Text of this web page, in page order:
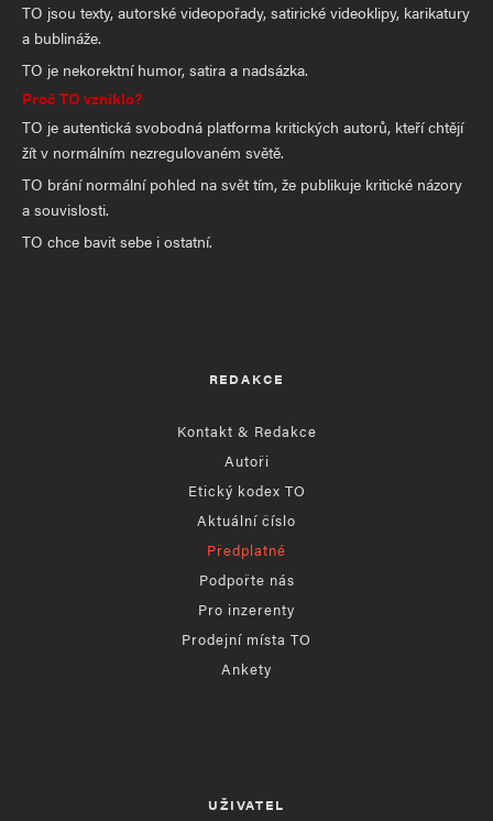
TO jsou texty, autorské videopořady, satirické videoklipy, karikatury
a bublináže.
TO je nekorektní humor, satira a nadsázka.
Proč TO vzniklo?
TO je autentická svobodná platforma kritických autorů, kteří chtějí
žít v normálním nezregulovaném světě.
TO brání normální pohled na svět tím, že publikuje kritické názory
a souvislosti.
TO chce bavit sebe i ostatní.
REDAKCE
Kontakt & Redakce
Autoři
Etický kodex TO
Aktuální číslo
Předplatné
Podpořte nás
Pro inzerenty
Prodejní místa TO
Ankety
UŽIVATEL